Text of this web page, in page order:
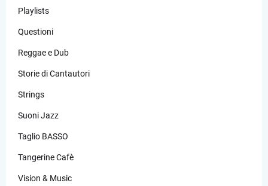
Playlists
Questioni
Reggae e Dub
Storie di Cantautori
Strings
Suoni Jazz
Taglio BASSO
Tangerine Cafè
Vision & Music